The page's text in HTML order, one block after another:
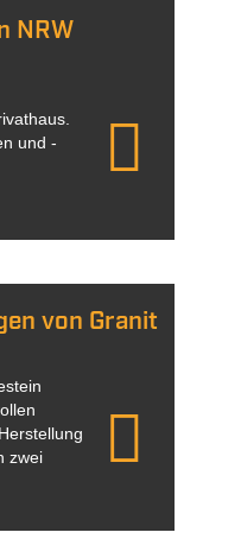
NRW
und -
von Granit
zwei